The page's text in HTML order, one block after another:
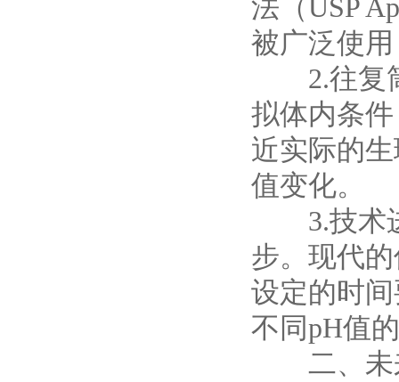
法（USP
被广泛使
2.往复筒
拟体内条
近实际的
值变化。
3.技术进
步。现代
设定的时
不同pH值
二、未